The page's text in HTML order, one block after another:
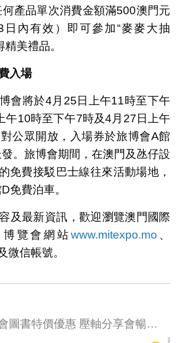
產品單次消費金額滿500澳門元
內有效）即可參加“麥麥大抽
美禮品。
入場
會將於4月25日上午11時至下午
午10時至下午7時及4月27日上午
公眾開放，入場券於旅博會A館
。旅博會期間，在澳門及氹仔設
免費接駁巴士線往來活動場地，
免費泊車。
及最新資訊，歡迎瀏覽澳門國際
覽會網站www.mitexpo.mo 、
微信帳號。
優惠 壓軸分享會暢談